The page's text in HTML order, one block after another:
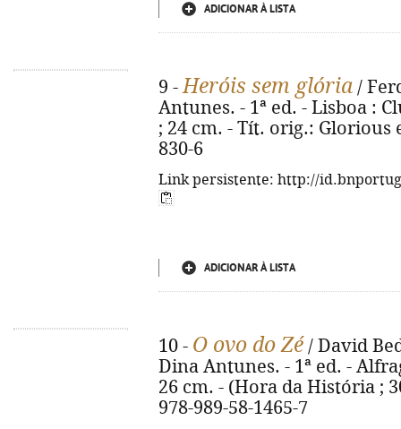
ADICIONAR À LISTA
9 -Heróis sem glória /
Antunes. - 1ª ed. - Lisboa :
; 24 cm. - Tít. orig.: Glorious
830-6
Link persistente: http://
ADICIONAR À LISTA
10 - O ovo do Zé / David
Dina Antunes. - 1ª ed. -
26 cm. - (Hora da História ;
978-989-58-1465-7